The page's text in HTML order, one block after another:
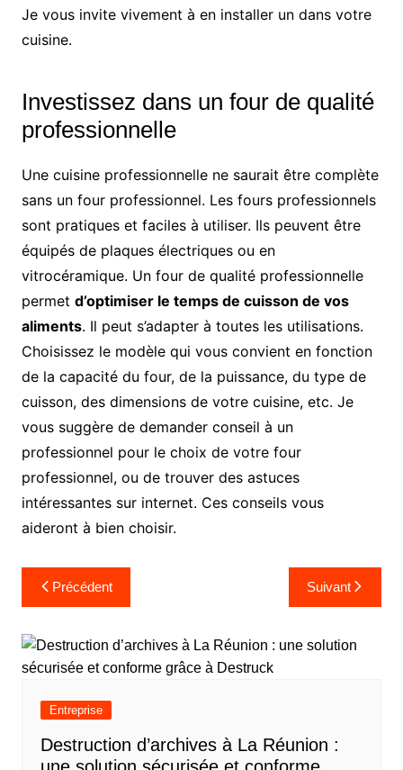
Je vous invite vivement à en installer un dans votre
cuisine.
Investissez dans un four de qualité
professionnelle
Une cuisine professionnelle ne saurait être complète
sans un four professionnel. Les fours professionnels
sont pratiques et faciles à utiliser. Ils peuvent être
équipés de plaques électriques ou en
vitrocéramique. Un four de qualité professionnelle
permet d’optimiser le temps de cuisson de vos
aliments. Il peut s’adapter à toutes les utilisations.
Choisissez le modèle qui vous convient en fonction
de la capacité du four, de la puissance, du type de
cuisson, des dimensions de votre cuisine, etc. Je
vous suggère de demander conseil à un
professionnel pour le choix de votre four
professionnel, ou de trouver des astuces
intéressantes sur internet. Ces conseils vous
aideront à bien choisir.
Navigation
de
l’article
Précédent Suivant
Entreprise
Destruction d’archives à La Réunion :